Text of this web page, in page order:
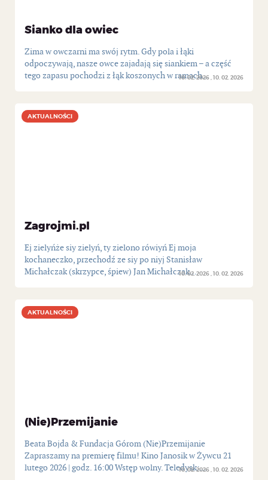
Sianko dla owiec
10. 02. 2026 10. 02. 2026
Zima w owczarni ma swój rytm. Gdy pola i łąki
odpoczywają, nasze owce zajadają się siankiem – a część
tego zapasu pochodzi z łąk koszonych w ramach...
Zagrojmi.pl
AKTUALNOŚCI
10. 02. 2026 10. 02. 2026
Ej zielyńże siy zielyń, ty zielono rówiyń Ej moja
kochaneczko, przechodź ze siy po niyj Stanisław
Michałczak (skrzypce, śpiew) Jan Michałczak...
AKTUALNOŚCI
(Nie)Przemijanie
AKTUALNOŚCI
10. 02. 2026 10. 02. 2026
Beata Bojda & Fundacja Górom (Nie)Przemijanie
Zapraszamy na premierę filmu! Kino Janosik w Żywcu 21
lutego 2026 | godz. 16:00 Wstęp wolny. Teledysk:...
AKTUALNOŚCI